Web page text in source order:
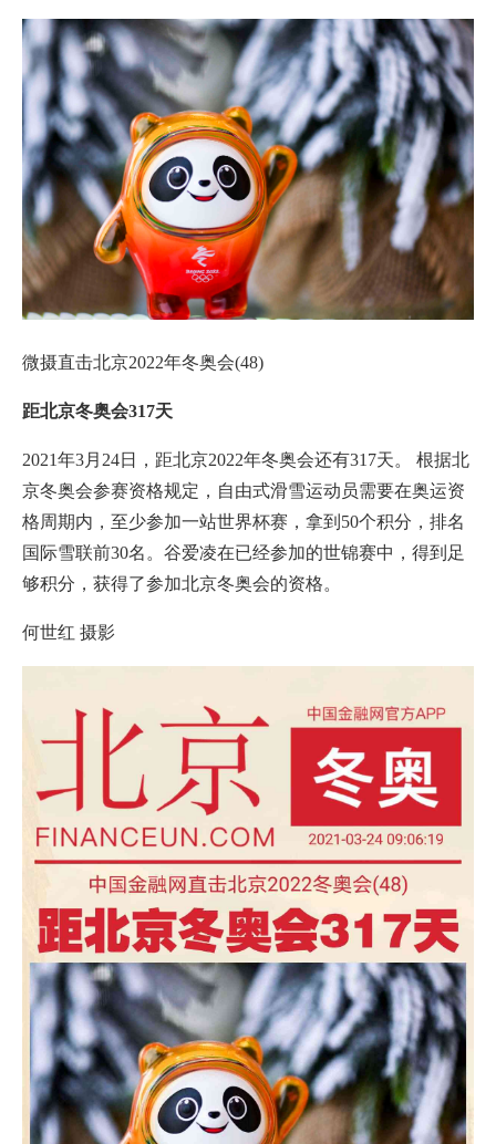
微摄直击北京2022年冬奥会(48)
距北京冬奥会317天
2021年3月24日，距北京2022年冬奥会还有317天。 根据北
京冬奥会参赛资格规定，自由式滑雪运动员需要在奥运资
格周期内，至少参加一站世界杯赛，拿到50个积分，排名
国际雪联前30名。谷爱凌在已经参加的世锦赛中，得到足
够积分，获得了参加北京冬奥会的资格。
何世红 摄影